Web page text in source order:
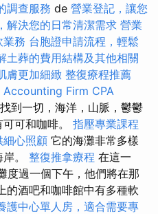
調查服務 de 營業登記，讓您
解決您的日常清潔需求 營業
業務 台胞證申請流程，輕鬆
土葬的費用結構及其他相關
膚更加細緻 整復療程推薦
Firm CPA
到一切，海洋，山脈，鬱鬱
可和咖啡。 指壓專業課程
細心照顧 它的海灘非常多樣
。 整復推拿療程 在這一
度過一個下午，他們將在那
的酒吧和咖啡館中有多種軟
護中心單人房，適合需要專